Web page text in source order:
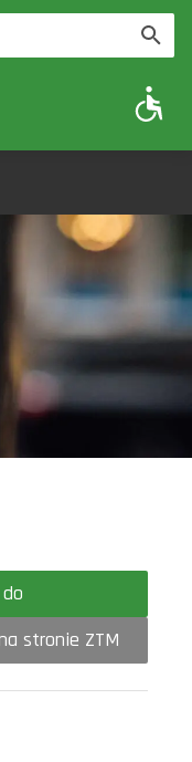
Ważny od do
stronie ZTM